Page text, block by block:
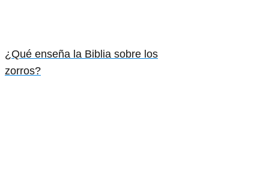
¿Qué enseña la Biblia sobre los
zorros?